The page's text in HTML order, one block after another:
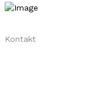
Kontakt